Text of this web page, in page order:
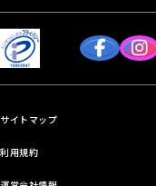
サイトマップ
利用規約